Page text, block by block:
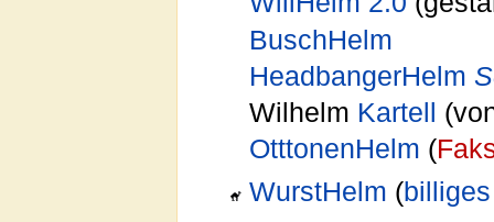
BuschHelm
HeadbangerHelm
Wilhelm Kartell
OtttonenHelm (
WurstHelm (billiges